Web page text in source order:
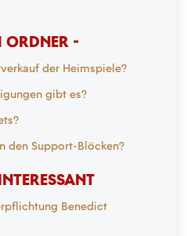
ORDNER -
der Heimspiele?
gibt es?
den Support-Blöcken?
Benedict